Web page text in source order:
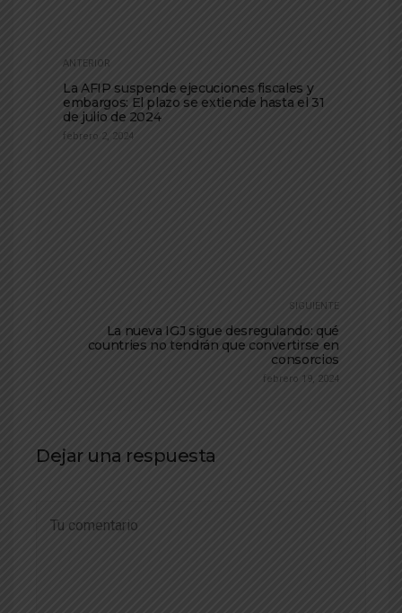
ANTERIOR
La AFIP suspende ejecuciones fiscales y
embargos: El plazo se extiende hasta el 31
de julio de 2024
febrero 2, 2024
SIGUIENTE
La nueva IGJ sigue desregulando: qué
countries no tendrán que convertirse en
consorcios
febrero 19, 2024
Dejar una respuesta